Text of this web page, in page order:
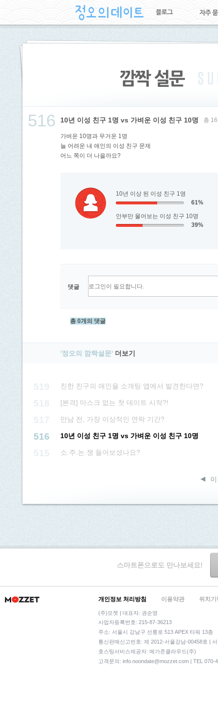
516 10년 이성 친구 1명 vs 가벼운 이성 친구 10명 총
가벼운 10명과 무거운 1명
늘 어려운 내 애인의 이성 친구 문제
어느 쪽이 더 나을까요?
10년 이상 된 이성 친구 1명
61%
안부만 물어보는 이성 친구 10명
39%
댓글
총 0개의 댓글
'정오의 깜짝설문' 더보기
친한 친구의 애인을 소개팅 앱에서 발견한다면?
[본격] 마스크 없는 첫 데이트 시작?!
만남 전, 가장 이상적인 연락 기간?
516 10년 이성 친구 1명 vs 가벼운 이성 친구 10명
소.주.논.쟁 들어보셨나요?
스마트폰으로도 만나보세요!
개인정보 처리방침 이용약관 위치
(주)모젯 | 대표자: 권순영
사업자등록번호: 215-87-36213
주소: 서울시 강남구 선릉로 513 APEX 타워 13층
통신판매신고번호: 제 2012-서울강남-00458호 |
호스팅서비스제공자: 메가존클라우드(주)
고객문의: info.noondate@mozzet.com | TEL 070-